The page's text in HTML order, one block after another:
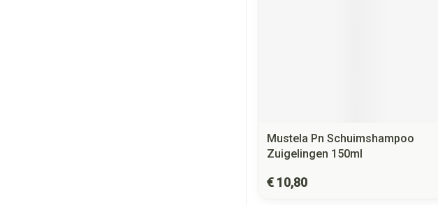
Mustela Pn Schuimshampoo
Zuigelingen 150ml
€ 10,80